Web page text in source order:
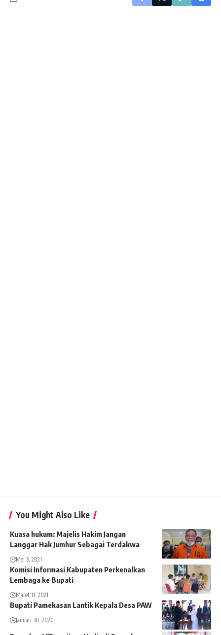
You Might Also Like
Kuasa hukum: Majelis Hakim Jangan
Langgar Hak Jumhur Sebagai Terdakwa
Mei 3, 2021
Komisi Informasi Kabupaten Perkenalkan
Lembaga ke Bupati
Maret 11, 2021
Bupati Pamekasan Lantik Kepala Desa PAW
Januari 30, 2020